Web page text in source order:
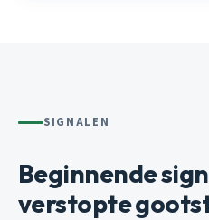
SIGNALEN
Beginnende
verstopte